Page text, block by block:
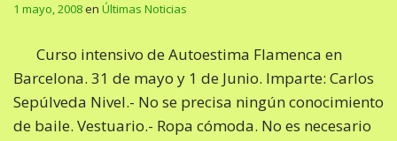
1 mayo, 2008en Últimas Noticias
Curso intensivo de Autoestima Flamenca en
Barcelona. 31 de mayo y 1 de Junio. Imparte: Carlos
Sepúlveda Nivel.- No se precisa ningún conocimiento
de baile. Vestuario.- Ropa cómoda. No es necesario